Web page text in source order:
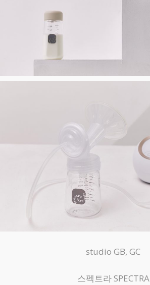
studio GB, GC
스펙트라 SPECTRA